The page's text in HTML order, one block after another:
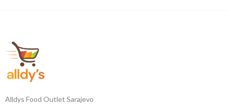
Alldys Food Outlet Sarajevo